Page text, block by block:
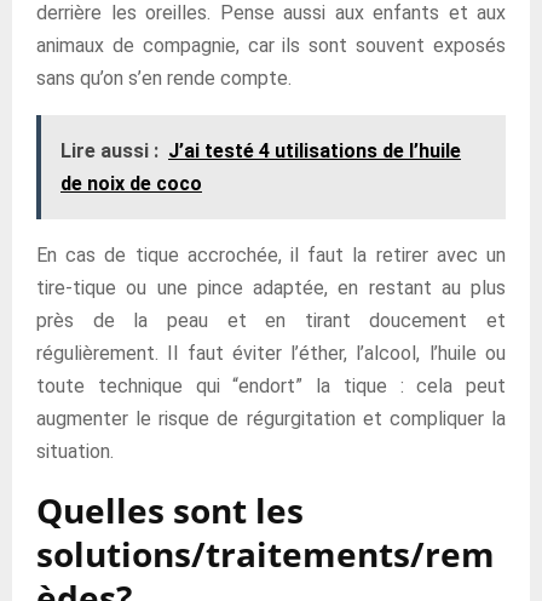
derrière les oreilles. Pense aussi aux enfants et aux
animaux de compagnie, car ils sont souvent exposés
sans qu’on s’en rende compte.
Lire aussi : J’ai testé 4 utilisations de l’huile
de noix de coco
En cas de tique accrochée, il faut la retirer avec un
tire-tique ou une pince adaptée, en restant au plus
près de la peau et en tirant doucement et
régulièrement. Il faut éviter l’éther, l’alcool, l’huile ou
toute technique qui “endort” la tique : cela peut
augmenter le risque de régurgitation et compliquer la
situation.
Quelles sont les
solutions/traitements/rem